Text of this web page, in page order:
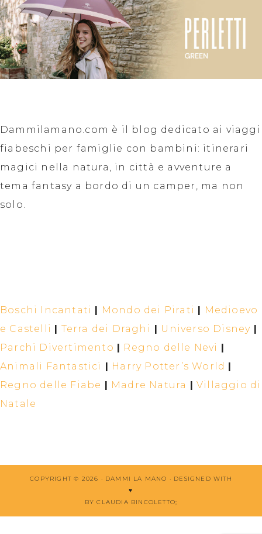
Dammilamano.com è il blog dedicato ai viaggi
fiabeschi per famiglie con bambini: itinerari
magici nella natura, in città e avventure a
tema fantasy a bordo di un camper, ma non
solo.
Boschi Incantati | Mondo dei Pirati | Medioevo
e Castelli | Terra dei Draghi | Universo Disney |
Parchi Divertimento | Regno delle Nevi |
Animali Fantastici | Harry Potter’s World |
Regno delle Fiabe | Madre Natura | Villaggio di
Natale
COPYRIGHT © 2026 · DAMMI LA MANO · DESIGNED WITH
♥
BY CLAUDIA BINCOLETTO;